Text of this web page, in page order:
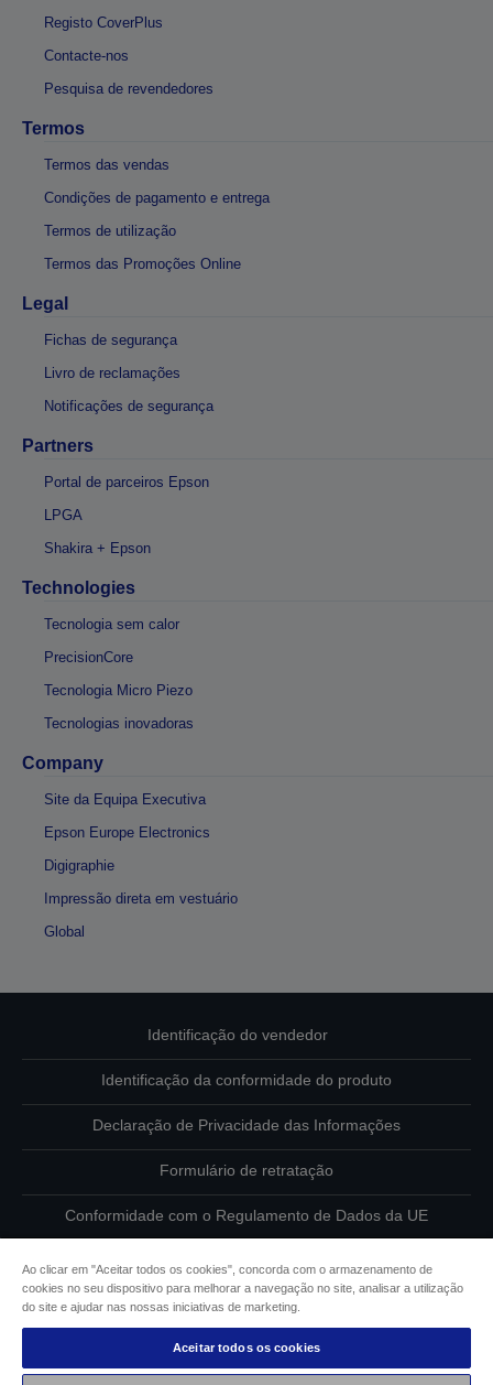
Registo CoverPlus
Contacte-nos
Pesquisa de revendedores
Termos
Termos das vendas
Condições de pagamento e entrega
Termos de utilização
Termos das Promoções Online
Legal
Fichas de segurança
Livro de reclamações
Notificações de segurança
Partners
Portal de parceiros Epson
LPGA
Shakira + Epson
Technologies
Tecnologia sem calor
PrecisionCore
Tecnologia Micro Piezo
Tecnologias inovadoras
Company
Site da Equipa Executiva
Epson Europe Electronics
Digigraphie
Impressão direta em vestuário
Global
Identificação do vendedor
Identificação da conformidade do produto
Declaração de Privacidade das Informações
Formulário de retratação
Conformidade com o Regulamento de Dados da UE
Informações sobre cookies
Compromisso da Epson para com a acessibilidade
Ao clicar em "Aceitar todos os cookies", concorda com o armazenamento de
cookies no seu dispositivo para melhorar a navegação no site, analisar a utilização
do site e ajudar nas nossas iniciativas de marketing.
Aceitar todos os cookies